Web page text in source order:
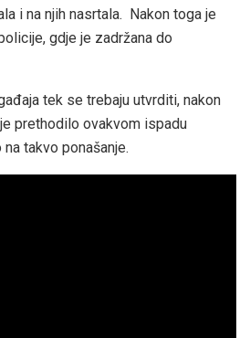
i na njih nasrtala. Nakon toga je
gdje je zadržana do
tek se trebaju utvrditi, nakon
prethodilo ovakvom ispadu
takvo ponašanje.